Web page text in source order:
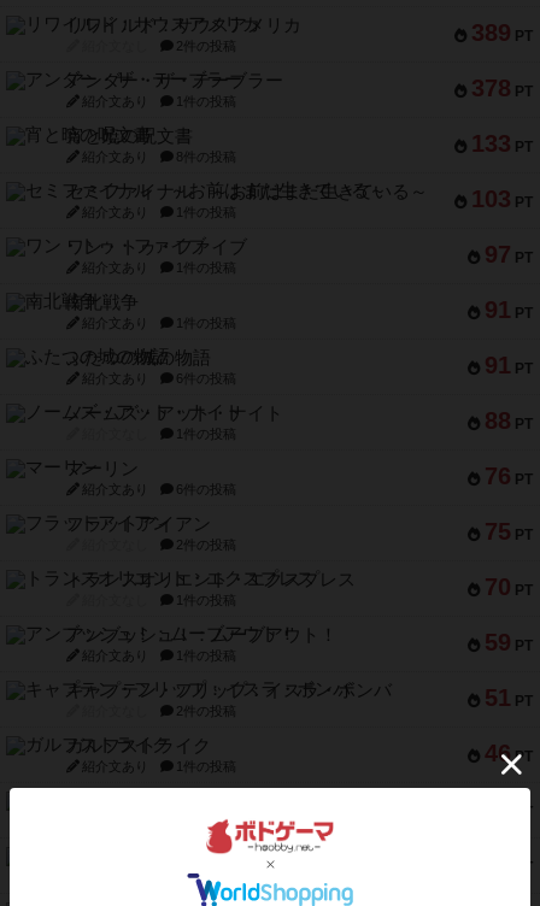
389 PT
リワイルド：サウスアメリカ
2件の投稿
378 PT
アンダー・ザ・テーブラー
紹介文あり 1件の投稿
133 PT
宵と暁の呪文書
紹介文あり 8件の投稿
103 PT
セミファイナル ～お前はまだ生きている～
紹介文あり 1件の投稿
97 PT
ワン・トゥ・ファイブ
紹介文あり 1件の投稿
91 PT
南北戦争
紹介文あり 1件の投稿
91 PT
ふたつの城の物語
紹介文あり 6件の投稿
88 PT
ノームズ・アット・ナイト
1件の投稿
76 PT
マーリン
紹介文あり 6件の投稿
75 PT
フラットアイアン
2件の投稿
70 PT
トランスオリエント・エクスプレス
1件の投稿
59 PT
アンブッシュ！：ムーブアウト！
紹介文あり 1件の投稿
51 PT
キャプテン・フリップ：イスラ・ボンバ
2件の投稿
46 PT
ガルフストライク
紹介文あり 1件の投稿
PT
8件の投稿
PT
12件の投稿